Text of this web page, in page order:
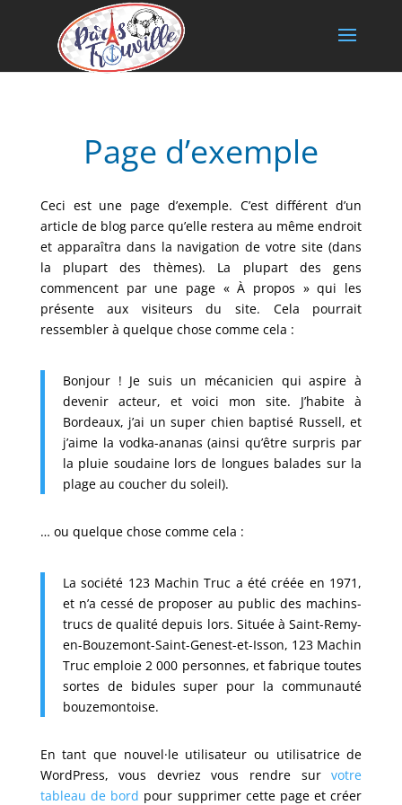
Page d’exemple
Ceci est une page d’exemple. C’est différent d’un
article de blog parce qu’elle restera au même endroit
et apparaîtra dans la navigation de votre site (dans
la plupart des thèmes). La plupart des gens
commencent par une page « À propos » qui les
présente aux visiteurs du site. Cela pourrait
ressembler à quelque chose comme cela :
Bonjour ! Je suis un mécanicien qui aspire à
devenir acteur, et voici mon site. J’habite à
Bordeaux, j’ai un super chien baptisé Russell, et
j’aime la vodka-ananas (ainsi qu’être surpris par
la pluie soudaine lors de longues balades sur la
plage au coucher du soleil).
… ou quelque chose comme cela :
La société 123 Machin Truc a été créée en 1971,
et n’a cessé de proposer au public des machins-
trucs de qualité depuis lors. Située à Saint-Remy-
en-Bouzemont-Saint-Genest-et-Isson, 123 Machin
Truc emploie 2 000 personnes, et fabrique toutes
sortes de bidules super pour la communauté
bouzemontoise.
En tant que nouvel·le utilisateur ou utilisatrice de
WordPress, vous devriez vous rendre survotre
tableau de bord pour supprimer cette page et créer